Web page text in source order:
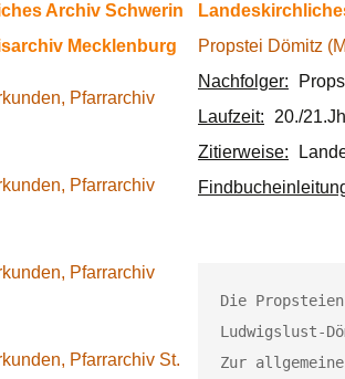
Archiv Schwerin
Mecklenburg
Pfarrarchiv
Pfarrarchiv
Pfarrarchiv
Pfarrarchiv St.
Propstei Dömitz
Nachfolger:
Laufzeit:
20./
Zitierweise:
Die
Ludwigslust-
Zur